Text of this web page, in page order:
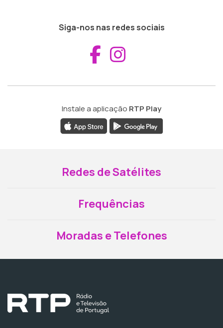
Siga-nos nas redes sociais
Aceder ao
Instale a aplicação RTP Play
Redes de Satélites
Frequências
Moradas e Telefones